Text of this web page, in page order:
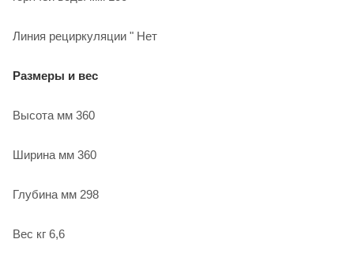
Линия рециркуляции " Нет
Размеры и вес
Высота мм 360
Ширина мм 360
Глубина мм 298
Вес кг 6,6